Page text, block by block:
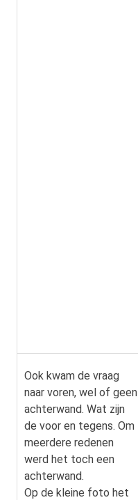
Ook kwam de vraag
naar voren, wel of geen
achterwand. Wat zijn
de voor en tegens. Om
meerdere redenen
werd het toch een
achterwand.
Op de kleine foto het